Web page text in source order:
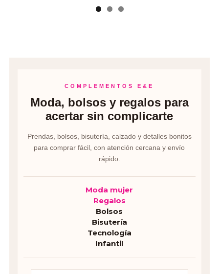
COMPLEMENTOS E&E
Moda, bolsos y regalos para
acertar sin complicarte
Prendas, bolsos, bisutería, calzado y detalles bonitos
para comprar fácil, con atención cercana y envío
rápido.
Moda mujer
Regalos
Bolsos
Bisutería
Tecnología
Infantil